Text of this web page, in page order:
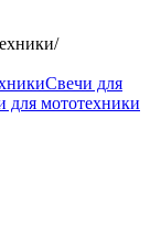
/
Свечи для
для мототехники